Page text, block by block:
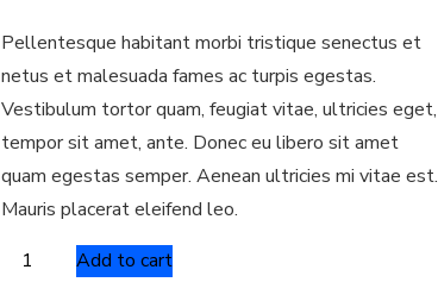
Pellentesque habitant morbi tristique senectus et
netus et malesuada fames ac turpis egestas.
Vestibulum tortor quam, feugiat vitae, ultricies eget,
tempor sit amet, ante. Donec eu libero sit amet
quam egestas semper. Aenean ultricies mi vitae est.
Mauris placerat eleifend leo.
Cami
Add to cart